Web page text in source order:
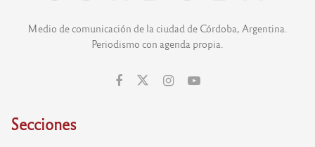
Medio de comunicación de la ciudad de Córdoba, Argentina.
Periodismo con agenda propia.
Secciones